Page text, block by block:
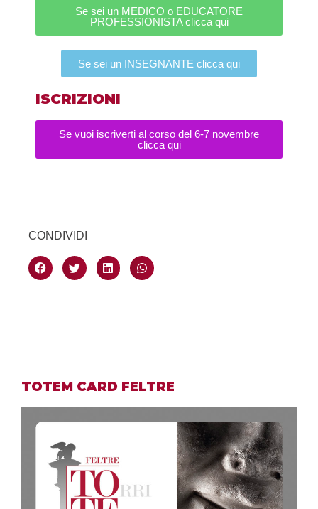
Se sei un MEDICO o EDUCATORE
PROFESSIONISTA clicca qui
Se sei un INSEGNANTE clicca qui
ISCRIZIONI
Se vuoi iscriverti al corso del 6-7 novembre
clicca qui
CONDIVIDI
TOTEM CARD FELTRE